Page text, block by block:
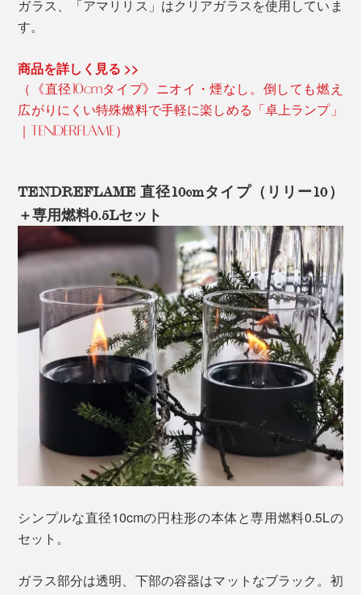
ガラス、「アマリリス」はクリアガラスを使用していま
す。
商品を詳しく見る >>
（《直径10cmタイプ》ニオイ・煙なし。倒しても燃え
広がりにくい特殊燃料で手軽に楽しめる「卓上ランプ」
｜TENDERFLAME）
TENDREFLAME 直径10cmタイプ（リリー10）
＋専用燃料0.5Lセット
シンプルな直径10cmの円柱形の本体と専用燃料0.5Lの
セット。
ガラス部分は透明、下部の容器はマットなブラック。初